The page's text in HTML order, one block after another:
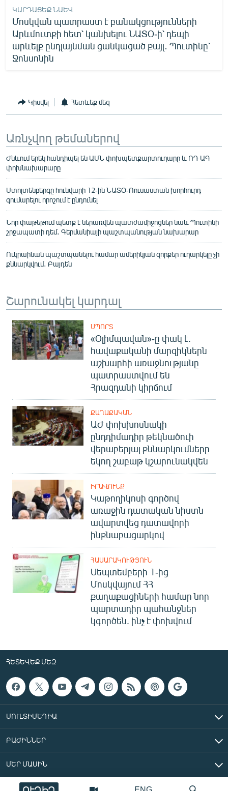
ԿԱՐԴԱՑԵՔ ՆԱԵՎ
Մոսկվան պատրաստ է բանակցությունների
Արևմուտքի հետ՝ կանխելու ՆԱՏՕ-ի՝ դեպի
արևելք ընդլայնման ցանկացած քայլ․ Պուտինը՝
Ջոնսոնին
Կիսվել Հետևեք մեզ
Առնչվող թեմաներով
Ժնևում երեկ հանդիպել են ԱՄՆ փոխպետքարտուղարը և ՌԴ ԱԳ
փոխնախարարը
Ստոլտենբերգը հունվարի 12-ին ՆԱՏՕ-Ռուսաստան խորհուրդ
գումարելու որոշում է ընդունել
Նոր փաթեթում պետք է ներառվեն պատժամիջոցներ նաև Պուտինի
շրջապատի դեմ․ Գերմանիայի պաշտպանության նախարար
Ուկրաինան պաշտպանելու համար ամերիկյան զորքեր ուղարկելը չի
քննարկվում․ Բայդեն
Շարունակել կարդալ
ՍՊՈՐՏ
«Օլիմպավան»-ը փակ է.
հավաքականի մարզիկներն
աշխարհի առաջնությանը
պատրաստվում են
Հրազդանի կիրճում
ՔԱՂԱՔԱԿԱՆ
ԱԺ փոխխոսնակի
ընդդիմադիր թեկնածուի
վերաբերյալ քննարկումները
եկող շաբաթ կշարունակվեն
ԻՐԱՎՈՒՆՔ
Կաթողիկոսի գործով
առաջին դատական նիստն
ավարտվեց դատավորի
ինքնաբացարկով
ՀԱՍԱՐԱԿՈՒԹՅՈՒՆ
Սեպտեմբերի 1-ից
Մոսկվայում ՀՀ
քաղաքացիների համար նոր
պարտադիր պահանջներ
կգործեն. ինչ է փոխվում
ՀԵՏԵՎԵՔ ՄԵԶ
ՄՈՒԼՏԻՄԵԴԻԱ
ԲԱԺԻՆՆԵՐ
ՄԵՐ ՄԱՍԻՆ
«Ազատ Եվրոպա/Ազատություն» ռադիոկայան © 2026